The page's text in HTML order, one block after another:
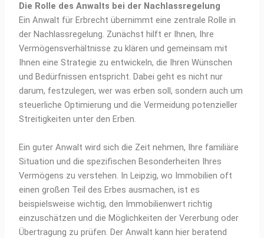
Die Rolle des Anwalts bei der Nachlassregelung
Ein Anwalt für Erbrecht übernimmt eine zentrale Rolle in
der Nachlassregelung. Zunächst hilft er Ihnen, Ihre
Vermögensverhältnisse zu klären und gemeinsam mit
Ihnen eine Strategie zu entwickeln, die Ihren Wünschen
und Bedürfnissen entspricht. Dabei geht es nicht nur
darum, festzulegen, wer was erben soll, sondern auch um
steuerliche Optimierung und die Vermeidung potenzieller
Streitigkeiten unter den Erben.
Ein guter Anwalt wird sich die Zeit nehmen, Ihre familiäre
Situation und die spezifischen Besonderheiten Ihres
Vermögens zu verstehen. In Leipzig, wo Immobilien oft
einen großen Teil des Erbes ausmachen, ist es
beispielsweise wichtig, den Immobilienwert richtig
einzuschätzen und die Möglichkeiten der Vererbung oder
Übertragung zu prüfen. Der Anwalt kann hier beratend